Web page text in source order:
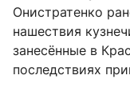
Онистратенко
нашествия
занесённые в
последствиях